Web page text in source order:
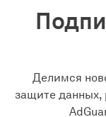
Делимся
защите данных,